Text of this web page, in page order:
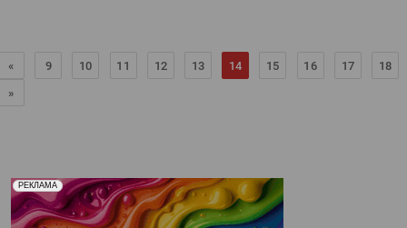
« 9 10 11 12 13 14 15 16 17
18
»
РЕКЛАМА
Реклама. Рекламодатель ООО "Передовые Системы
Печати" erid: 2SDnjd2d4Qz